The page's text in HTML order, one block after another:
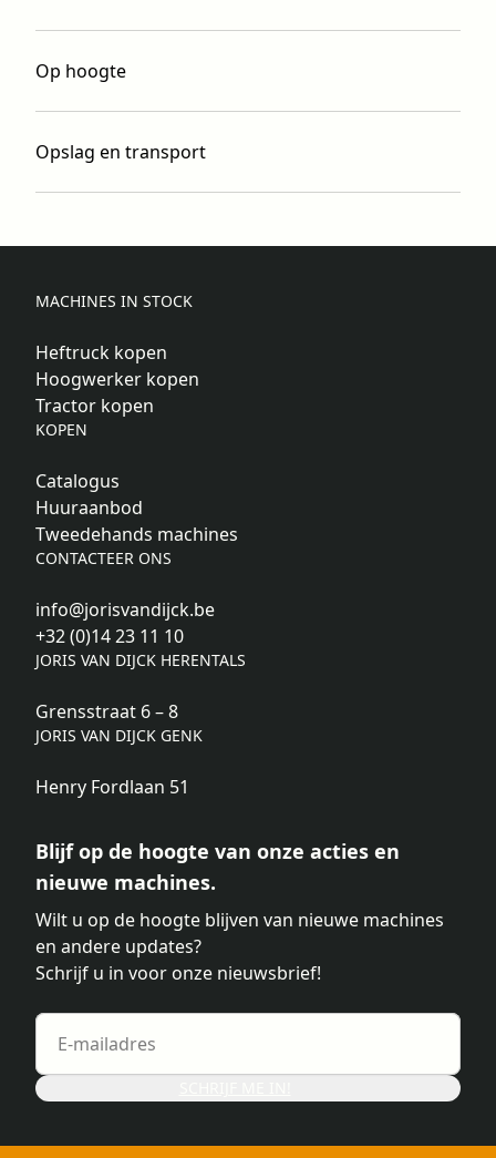
Op hoogte
Opslag en transport
MACHINES IN STOCK
Heftruck kopen
Hoogwerker kopen
Tractor kopen
KOPEN
Catalogus
Huuraanbod
Tweedehands machines
CONTACTEER ONS
info@jorisvandijck.be
+32 (0)14 23 11 10
JORIS VAN DIJCK HERENTALS
Grensstraat 6 – 8
JORIS VAN DIJCK GENK
Henry Fordlaan 51
Blijf op de hoogte van onze acties en
nieuwe machines.
Wilt u op de hoogte blijven van nieuwe machines
en andere updates?
Schrijf u in voor onze nieuwsbrief!